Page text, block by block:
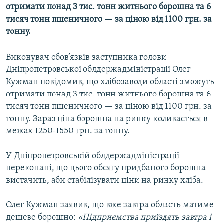
КИТАЙ.ВИКЛИКИ
СПЕЦПРОЄКТИ
ПОДКАСТИ
КРИМ РЕАЛІЇ
РУС
УКР
КТАТ
ДОЛУЧАЙСЯ!
отримати понад 3 тис. тонн житнього борошна та 6
тисяч тонн пшеничного — за ціною від 1100 грн. за
тонну.
Виконувач обов’язків заступника голови
Дніпропетровської облдержадміністрації Олег
Кужман повідомив, що хлібозаводи області зможуть
отримати понад 3 тис. тонн житнього борошна та 6
тисяч тонн пшеничного — за ціною від 1100 грн. за
тонну. Зараз ціна борошна на ринку коливається в
межах 1250-1550 грн. за тонну.
У Дніпропетровській облдержадміністрації
переконані, що цього обсягу придбаного борошна
вистачить, аби стабілізувати ціни на ринку хліба.
Олег Кужман заявив, що вже завтра область матиме
дешеве борошно: «Підприємства приїздять завтра і